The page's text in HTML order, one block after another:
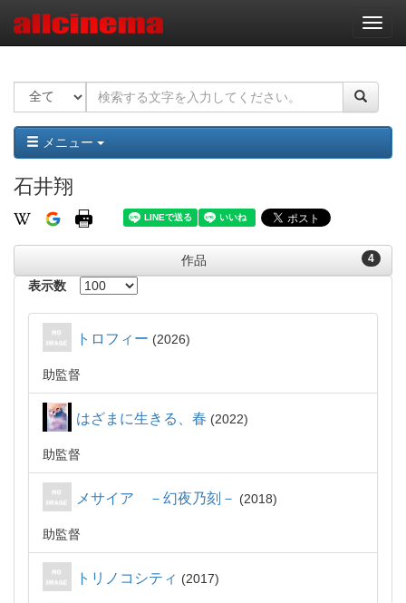
ナ
ビ
ー
ョ
ン
メニュー
石井翔
4
作品
表示数
トロフィー 2026
助監督
はざまに生きる、春 2022
助監督
メサイア －幻夜乃刻－ 2018
助監督
トリノコシティ 2017